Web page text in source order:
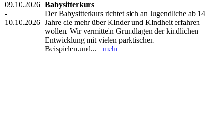
09.10.2026
-
10.10.2026
Babysitterkurs
Der Babysitterkurs richtet sich an Jugendliche ab 14
Jahre die mehr über KInder und KIndheit erfahren
wollen. Wir vermitteln Grundlagen der kindlichen
Entwicklung mit vielen parktischen
Beispielen.und... mehr